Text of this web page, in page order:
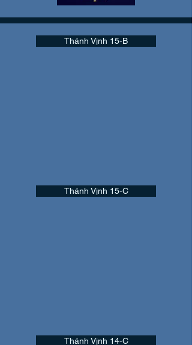
Thánh Vịnh 15-B
Thánh Vịnh 15-C
Thánh Vịnh 14-C